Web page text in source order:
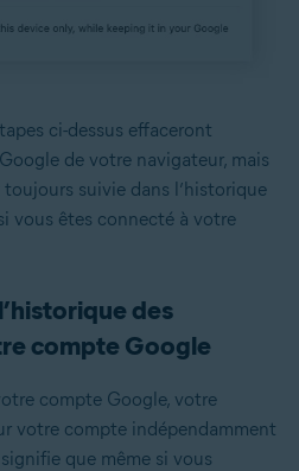
ci-dessus effaceront
de votre navigateur, mais
suivie dans l’historique
vous êtes connecté à votre
des
compte Google
compte Google, votre
votre compte indépendamment
que même si vous